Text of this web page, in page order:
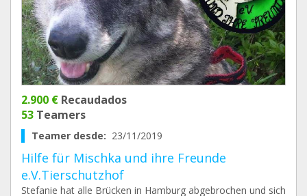
2.900 € Recaudados
53 Teamers
Teamer desde: 23/11/2019
Hilfe für Mischka und ihre Freunde
e.V.Tierschutzhof
Stefanie hat alle Brücken in Hamburg abgebrochen und sich